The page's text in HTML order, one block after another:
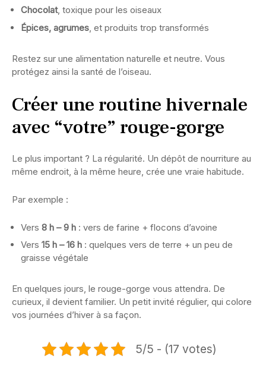
Chocolat, toxique pour les oiseaux
Épices, agrumes , et produits trop transformés
Restez sur une alimentation naturelle et neutre. Vous
protégez ainsi la santé de l’oiseau.
Créer une routine hivernale
avec “votre” rouge-gorge
Le plus important ? La régularité. Un dépôt de nourriture au
même endroit, à la même heure, crée une vraie habitude.
Par exemple :
Vers 8 h – 9 h : vers de farine + flocons d’avoine
Vers 15 h – 16 h : quelques vers de terre + un peu de
graisse végétale
En quelques jours, le rouge-gorge vous attendra. De
curieux, il devient familier. Un petit invité régulier, qui colore
vos journées d’hiver à sa façon.
5/5 - (17 votes)